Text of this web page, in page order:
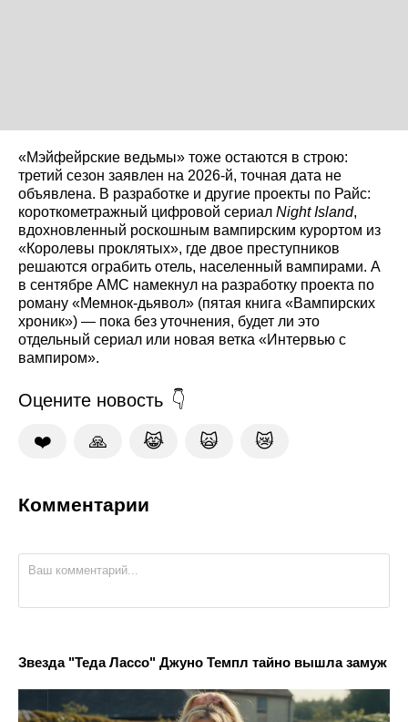
«Мэйфейрские ведьмы» тоже остаются в строю:
третий сезон заявлен на 2026-й, точная дата не
объявлена. В разработке и другие проекты по Райс:
короткометражный цифровой сериал Night Island,
вдохновленный роскошным вампирским курортом из
«Королевы проклятых», где двое преступников
решаются ограбить отель, населенный вампирами. А
в сентябре AMC намекнул на разработку проекта по
роману «Мемнок-дьявол» (пятая книга «Вампирских
хроник») — пока без уточнения, будет ли это
отдельный сериал или новая ветка «Интервью с
вампиром».
Оцените новость
❤️ 🙏 😹 🙀 😿
Комментарии
Звезда "Теда Лассо" Джуно Темпл тайно вышла замуж